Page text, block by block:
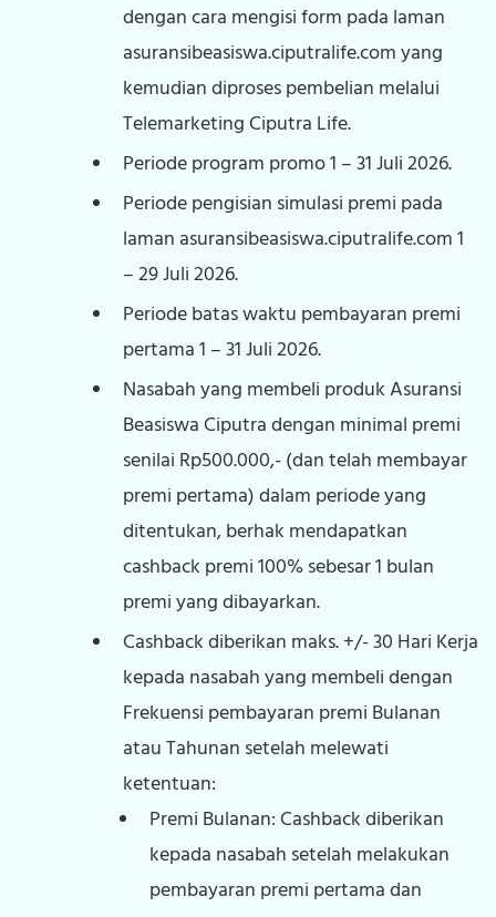
dengan cara mengisi form pada laman
asuransibeasiswa.ciputralife.com yang
kemudian diproses pembelian melalui
Telemarketing Ciputra Life.
Periode program promo 1 – 31 Juli 2026.
Periode pengisian simulasi premi pada
laman asuransibeasiswa.ciputralife.com 1
– 29 Juli 2026.
Periode batas waktu pembayaran premi
pertama 1 – 31 Juli 2026.
Nasabah yang membeli produk Asuransi
Beasiswa Ciputra dengan minimal premi
senilai Rp500.000,- (dan telah membayar
premi pertama) dalam periode yang
ditentukan, berhak mendapatkan
cashback premi 100% sebesar 1 bulan
premi yang dibayarkan.
Cashback diberikan maks. +/- 30 Hari Kerja
kepada nasabah yang membeli dengan
Frekuensi pembayaran premi Bulanan
atau Tahunan setelah melewati
ketentuan:
Premi Bulanan: Cashback diberikan
kepada nasabah setelah melakukan
pembayaran premi pertama dan